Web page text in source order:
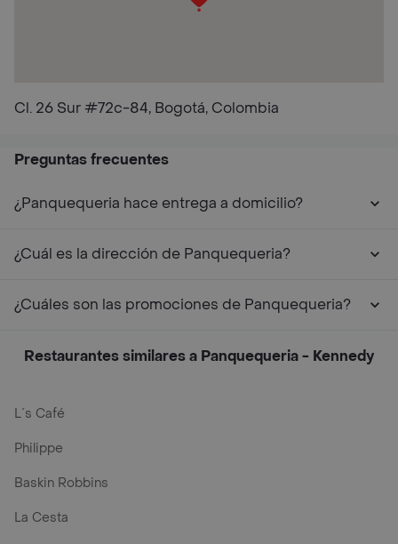
Cl. 26 Sur #72c-84, Bogotá, Colombia
Preguntas frecuentes
¿Panquequeria hace entrega a domicilio?
¿Cuál es la dirección de Panquequeria?
¿Cuáles son las promociones de Panquequeria?
Restaurantes similares a Panquequeria - Kennedy
L´s Café
Philippe
Baskin Robbins
La Cesta